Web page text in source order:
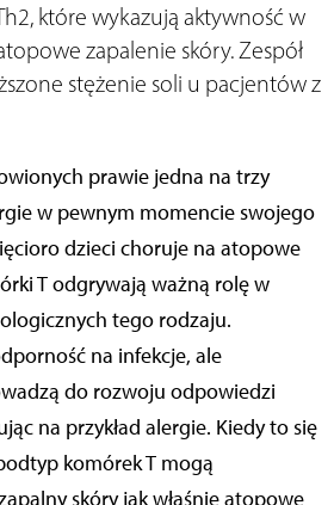
które wykazują aktywność w
zapalenie skóry. Zespół
stężenie soli u pacjentów z
prawie jedna na trzy
w pewnym momencie swojego
dzieci choruje na atopowe
T odgrywają ważną rolę w
tego rodzaju.
na infekcje, ale
do rozwoju odpowiedzi
na przykład alergie. Kiedy to się
komórek T mogą
skóry jak właśnie atopowe